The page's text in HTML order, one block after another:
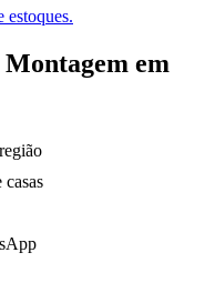
estoques.
em